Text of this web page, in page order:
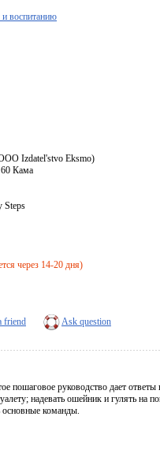
и воспитанию
Izdatel'stvo Eksmo)
60 Кама
Steps
через 14-20 дня)
friend Ask question
пошаговое руководство дает ответы
надевать ошейник и гулять на
основные команды.